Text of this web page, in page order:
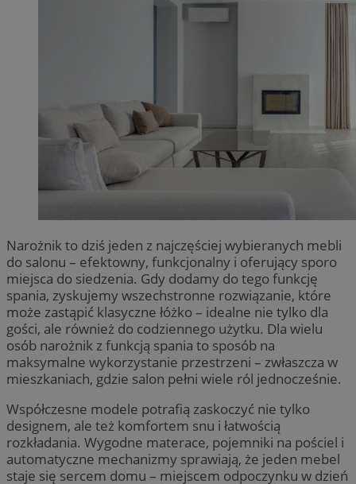
Narożnik to dziś jeden z najczęściej wybieranych mebli
do salonu – efektowny, funkcjonalny i oferujący sporo
miejsca do siedzenia. Gdy dodamy do tego funkcję
spania, zyskujemy wszechstronne rozwiązanie, które
może zastąpić klasyczne łóżko – idealne nie tylko dla
gości, ale również do codziennego użytku. Dla wielu
osób narożnik z funkcją spania to sposób na
maksymalne wykorzystanie przestrzeni – zwłaszcza w
mieszkaniach, gdzie salon pełni wiele ról jednocześnie.
Współczesne modele potrafią zaskoczyć nie tylko
designem, ale też komfortem snu i łatwością
rozkładania. Wygodne materace, pojemniki na pościel i
automatyczne mechanizmy sprawiają, że jeden mebel
staje się sercem domu – miejscem odpoczynku w dzień